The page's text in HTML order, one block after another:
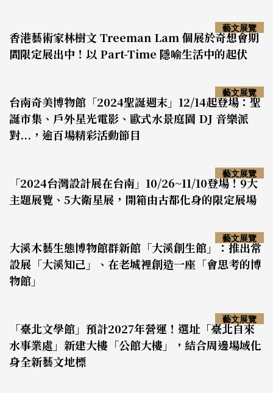
香港藝術家林樹文 Treeman Lam 個展於奇想會期
間限定展出中！以 Part-Time 隱喻生活中的起伏
藝文展覽
台南奇美博物館「2024聖誕週末」12/14起登場：聖
誕市集、戶外星光電影、歐式水景庭園 DJ 音樂派
對...，逾百場精彩活動節目
藝文展覽
「2024台灣設計展在台南」10/26~11/10登場！9大
主題展覽、5大衛星展，開箱由古都化身的限定展場
藝文展覽
大溪木藝生態博物館群新館「大溪創生館」：推出常
設展「大溪知己」、在老城裡創造一座「會思考的博
物館」
藝文展覽
「臺北文學館」預計2027年營運！選址「臺北自來
水事業處」新建大樓「公館大樓」，結合周邊場域化
身全新藝文地標
藝文展覽